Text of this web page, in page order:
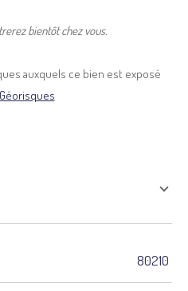
bientôt chez vous.
auxquels ce bien est exposé
Géorisques
80210